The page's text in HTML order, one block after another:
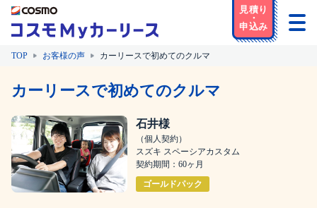
TOP お客様の声 カーリースで初めてのクルマ
カーリースで初めてのクルマ
石井様
（個人契約）
スズキ スペーシアカスタム
契約期間：60ヶ月
ゴールドパック